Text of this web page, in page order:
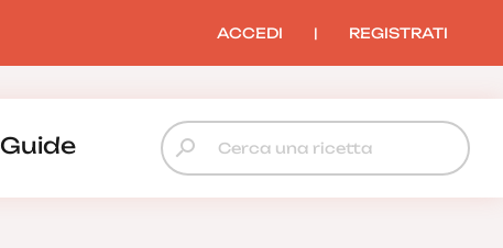
ACCEDI | REGISTRATI
Guide